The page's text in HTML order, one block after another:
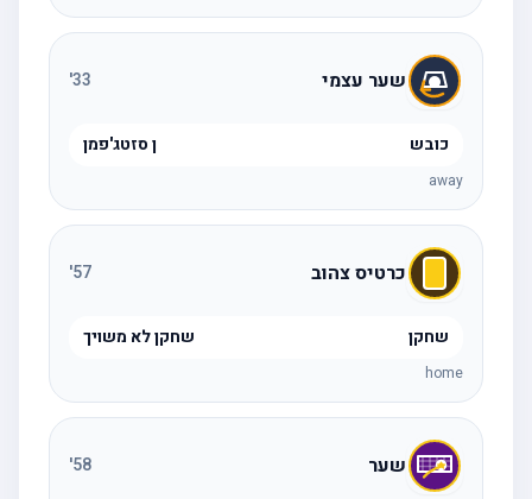
שער עצמי 33
'
כובש ן סזטג'פמן
away
כרטיס צהוב 57
'
שחקן שחקן לא משויך
home
שער 58
'